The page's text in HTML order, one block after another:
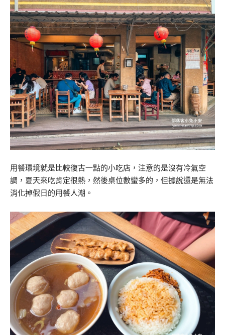
用餐環境就是比較復古一點的小吃店，注意的是沒有冷氣空
調，夏天來吃肯定很熱，然後桌位數蠻多的，但據說還是無法
消化掉假日的用餐人潮。